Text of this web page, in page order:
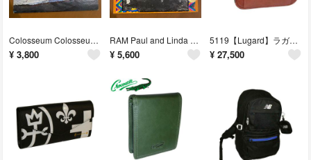
Colosseum Colosseum Live レコード R-19
¥ 3,800
RAM Paul and Linda McCartney レコード R-12
¥ 5,600
5119【Lugard】ラガード NEVADA 2wayミニショルダー ブラウン
¥ 27,500